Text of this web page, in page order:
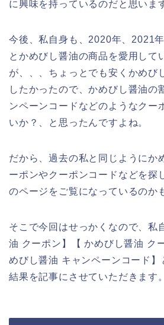
に興味を持っているのだと思いま
今後、私自身も、2020年、2021
とかめびし醤油の商品を愛用して
が、、、ちょっとでも安くかめび
したかったので、かめびし醤油の
ンペーンコードなどのようなクー
いか？、と思ったんですよね。
だから、過去の私と同じようにか
ーポンやクーポンコードなどを探
のページをご覧になっているのか
そこで今回はせっかくなので、私
油 クーポン】【 かめびし醤油 ク
めびし醤油 キャンペーンコード】
結果を記事にさせていただきます。